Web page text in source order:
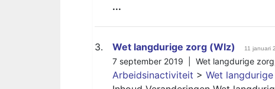
...
3. Wet langdurige zorg (Wlz) 11 januari
7 september 2019 | Wet langdurige zorg
Arbeidsinactiviteit > Wet